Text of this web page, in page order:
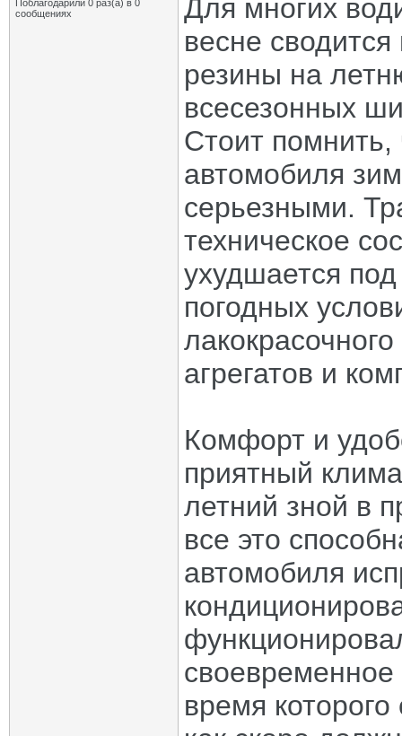
Поблагодарили 0 раз(а) в 0
сообщениях
Для многих
весне
резины на
всесезонных
Стоит помнить,
автомобиля
серьезными.
техническое
ухудшается
погодных
агрегатов и
Комфорт и
приятный
летний зной в
все это
автомобиля
своевременное
время